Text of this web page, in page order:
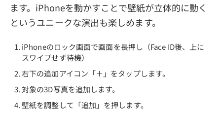
ます。iPhoneを動かすことで壁紙が立体的に動く
というユニークな演出も楽しめます。
iPhoneのロック画面で画面を長押し（Face ID後、上に
スワイプせず待機）
右下の追加アイコン「＋」をタップします。
対象の3D写真を追加します。
壁紙を調整して「追加」を押します。